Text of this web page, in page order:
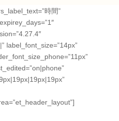
時間”
label_font_size=”14px”